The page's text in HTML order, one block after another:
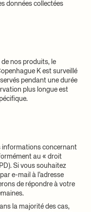
données collectées
nos produits, le
K est surveillé
pendant une durée
plus longue est
informations concernant
au « droit
Si vous souhaitez
e-mail à l’adresse
de répondre à votre
la majorité des cas,